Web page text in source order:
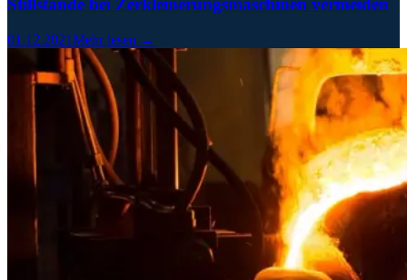
Stillstände bei Zerkleinerungsmaschinen vermeiden
01.12.2021Mehr lesen →